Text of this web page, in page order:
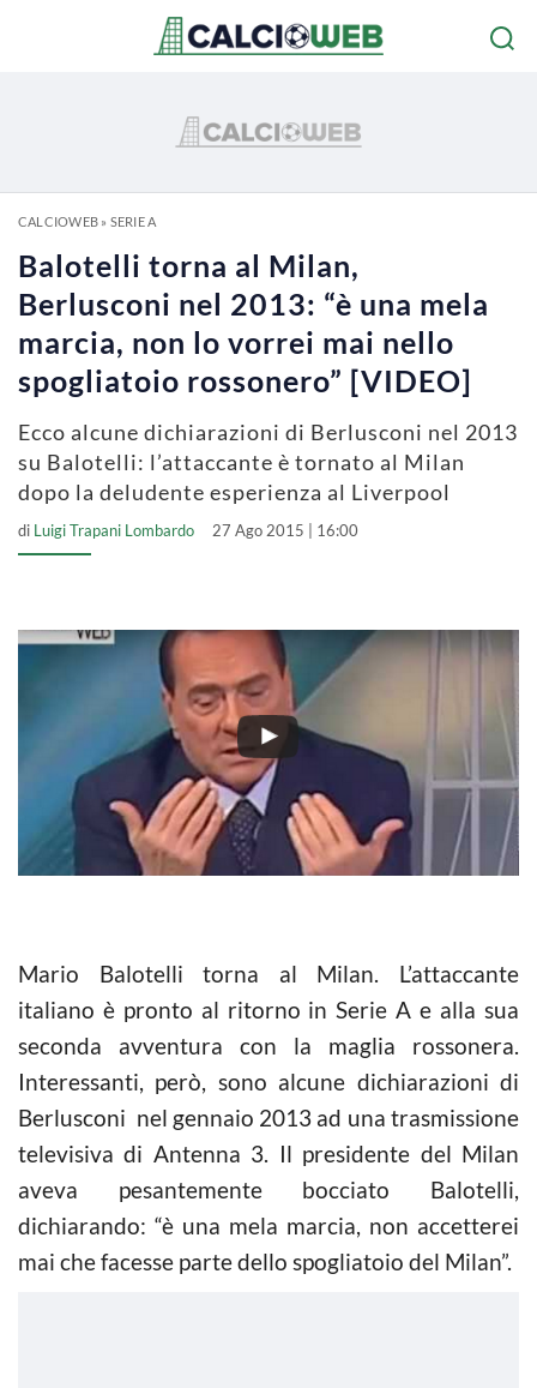
CALCIOWEB» SERIE A
Balotelli torna al Milan,
Berlusconi nel 2013: “è una mela
marcia, non lo vorrei mai nello
spogliatoio rossonero” [VIDEO]
Ecco alcune dichiarazioni di Berlusconi nel 2013
su Balotelli: l’attaccante è tornato al Milan
dopo la deludente esperienza al Liverpool
di Luigi Trapani Lombardo 27 Ago 2015 | 16:00
Mario Balotelli torna al Milan. L’attaccante
italiano è pronto al ritorno in Serie A e alla sua
seconda avventura con la maglia rossonera.
Interessanti, però, sono alcune dichiarazioni di
Berlusconi nel gennaio 2013 ad una trasmissione
televisiva di Antenna 3. Il presidente del Milan
aveva pesantemente bocciato Balotelli,
dichiarando: “è una mela marcia, non accetterei
mai che facesse parte dello spogliatoio del Milan”.